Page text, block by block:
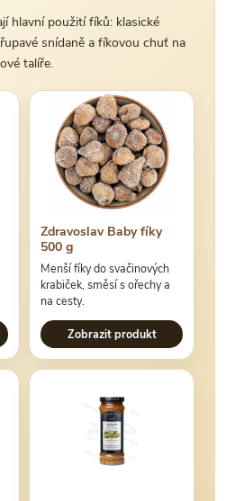
hlavní použití fíků: klasické
snídaně a fíkovou chuť na
talíře.
Zdravoslav Baby fíky
500 g
Menší fíky do svačinových
krabiček, směsí s ořechy a
na cesty.
Zobrazit produkt